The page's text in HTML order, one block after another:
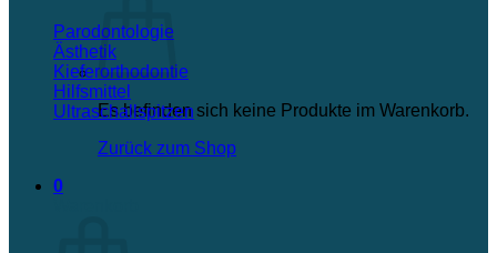
Es befinden sich keine Produkte im Warenkorb.
Zurück zum Shop
0
Parodontologie
Ästhetik
Kieferorthodontie
Hilfsmittel
Ultraschallspitzen